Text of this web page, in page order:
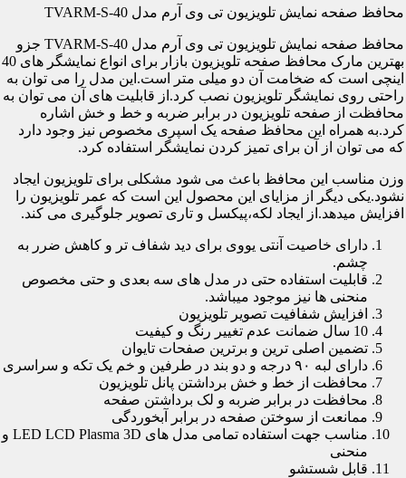
محافظ صفحه نمایش تلویزیون تی وی آرم مدل TVARM-S-40
محافظ صفحه نمایش تلویزیون تی وی آرم مدل TVARM-S-40 جزو
بهترین مارک محافظ صفحه تلویزیون بازار برای انواع نمایشگر های 40
اینچی است که ضخامت آن دو میلی متر است.این مدل را می توان به
راحتی روی نمایشگر تلویزیون نصب کرد.از قابلیت های آن می توان به
محافظت از صفحه تلویزیون در برابر ضربه و خط و خش اشاره
کرد.به همراه این محافظ صفحه یک اسپری مخصوص نیز وجود دارد
که می توان از آن برای تمیز کردن نمایشگر استفاده کرد.
وزن مناسب این محافظ باعث می شود مشکلی برای تلویزیون ایجاد
نشود.یکی دیگر از مزایای این محصول این است که عمر تلویزیون را
افزایش میدهد.از ایجاد لکه،پیکسل و تاری تصویر جلوگیری می کند.
دارای خاصیت آنتی یووی برای دید شفاف تر و کاهش ضرر به
چشم.
قابلیت استفاده حتی در مدل های سه بعدی و حتی مخصوص
منحنی ها نیز موجود میباشد.
افزایش شفافیت تصویر تلویزیون
10 سال ضمانت عدم تغییر رنگ و کیفیت
تضمین اصلی ترین و برترین صفحات تایوان
دارای لبه ۹۰ درجه و دو بند در طرفین و خم یک تکه و سراسری
محافظت از خط و خش برداشتن پانل تلویزیون
محافظت در برابر ضربه و لک برداشتن صفحه
ممانعت از سوختن صفحه در برابر آبخوردگی
مناسب جهت استفاده تمامی مدل های LED LCD Plasma 3D و
منحنی
قابل شستشو